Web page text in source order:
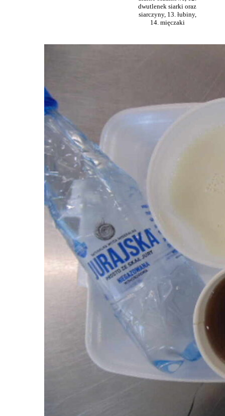
dwutlenek siarki oraz
siarczyny, 13. łubiny,
14. mięczaki